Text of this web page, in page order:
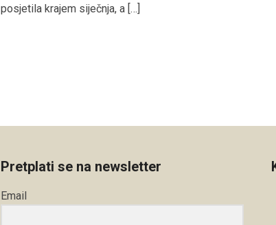
posjetila krajem siječnja, a […]
Pretplati se na newsletter
Email